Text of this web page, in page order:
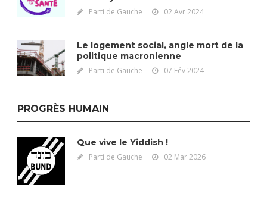
Parti de Gauche 02 Avr 2024
Le logement social, angle mort de la
politique macronienne
Parti de Gauche 07 Fév 2024
PROGRÈS HUMAIN
Que vive le Yiddish !
Parti de Gauche 02 Mar 2026